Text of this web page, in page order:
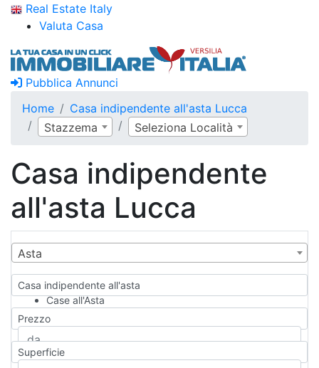
Real Estate Italy
Valuta Casa
Pubblica Annunci
Home
Casa indipendente all'asta Lucca
Stazzema
Seleziona Località
Casa indipendente
all'asta Lucca
Asta
Casa indipendente all'asta
Case all'Asta
Qualsiasi
Appartamento
Casa indipendente
Casa Semi-indipendente
Prezzo
Superficie